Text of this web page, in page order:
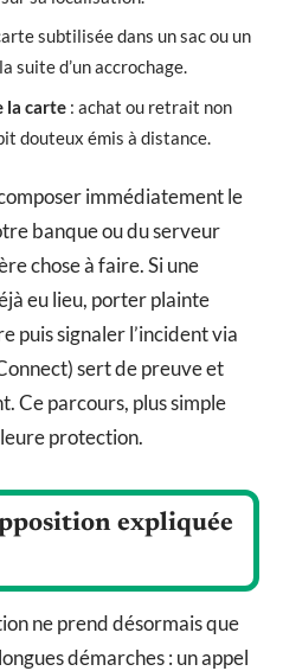
subtilisée dans un sac ou un
suite d’un accrochage.
la carte : achat ou retrait non
douteux émis à distance.
immédiatement le
banque ou du serveur
chose à faire. Si une
eu lieu, porter plainte
puis signaler l’incident via
sert de preuve et
Ce parcours, plus simple
protection.
expliquée
ne prend désormais que
démarches : un appel